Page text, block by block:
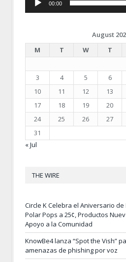
00:00
August
M
T W T
3
4 5 6
10
11 12 13
17
18 19 20
24
25 26 27
31
« Jul
THE WIRE
Circle K Celebra el Aniversario
Polar Pops a 25¢, Productos
Apoyo a la Comunidad
KnowBe4 lanza “Spot the Vish”
amenazas de phishing por voz